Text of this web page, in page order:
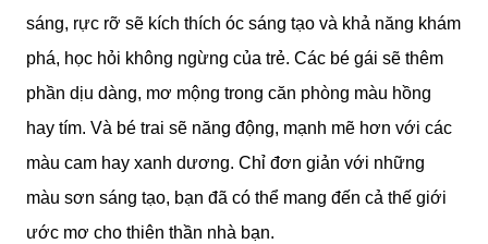
sáng, rực rỡ sẽ kích thích óc sáng tạo và khả năng khám
phá, học hỏi không ngừng của trẻ. Các bé gái sẽ thêm
phần dịu dàng, mơ mộng trong căn phòng màu hồng
hay tím. Và bé trai sẽ năng động, mạnh mẽ hơn với các
màu cam hay xanh dương. Chỉ đơn giản với những
màu sơn sáng tạo, bạn đã có thể mang đến cả thế giới
ước mơ cho thiên thần nhà bạn.